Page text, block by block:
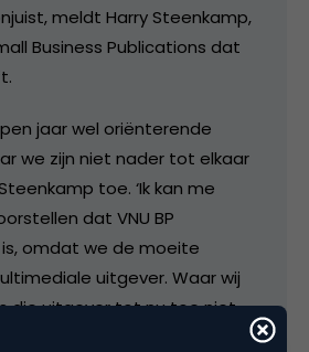
meldt Harry Steenkamp,
Business Publications dat
jaar wel oriënterende
we zijn niet nader tot elkaar
toe. ‘Ik kan me
dat VNU BP
omdat we de moeite
uitgever. Waar wij
die uitgever tot nu toe niet